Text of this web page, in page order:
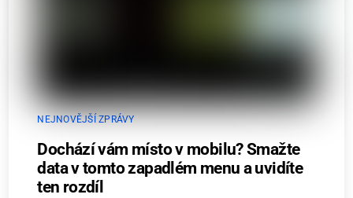
NEJNOVĚJŠÍ ZPRÁVY
Dochází vám místo v mobilu? Smažte
data v tomto zapadlém menu a uvidíte
ten rozdíl